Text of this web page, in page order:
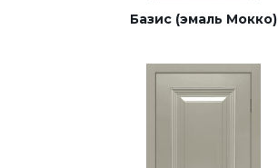
Базис (эмаль Мокко)